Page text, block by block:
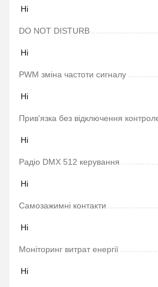
Ні
DO NOT DISTURB
Ні
PWM зміна частоти сигналу
Ні
Прив'язка без відключення
Ні
Радіо DMX 512 керування
Ні
Самозажимні контакти
Ні
Моніторинг витрат енергії
Ні